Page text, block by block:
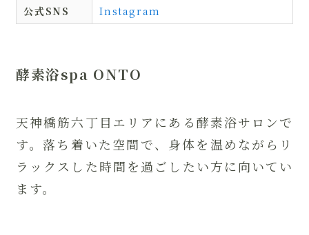
公式SNS
Instagram
酵素浴spa ONTO
天神橋筋六丁目エリアにある酵素浴サロンで
す。落ち着いた空間で、身体を温めながらリ
ラックスした時間を過ごしたい方に向いてい
ます。